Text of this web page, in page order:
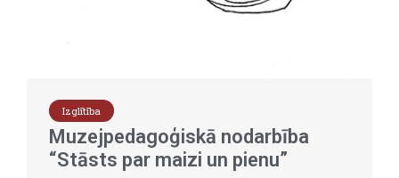
Izglītība
Muzejpedagoģiskā nodarbība
“Stāsts par maizi un pienu”